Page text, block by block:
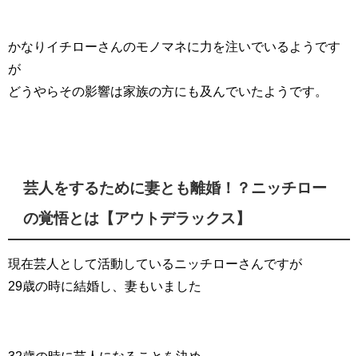
かなりイチローさんのモノマネに力を注いでいるようです
が
どうやらその影響は家族の方にも及んでいたようです。
芸人をするために妻とも離婚！？ニッチロー
の覚悟とは【アウトデラックス】
現在芸人として活動しているニッチローさんですが
29歳の時に結婚し、妻もいました